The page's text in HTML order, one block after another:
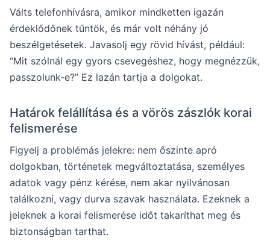
Válts telefonhívásra, amikor mindketten igazán
érdeklődőnek tűntök, és már volt néhány jó
beszélgetésetek. Javasolj egy rövid hívást, például:
“Mit szólnál egy gyors csevegéshez, hogy megnézzük,
passzolunk-e?” Ez lazán tartja a dolgokat.
Határok felállítása és a vörös zászlók korai
felismerése
Figyelj a problémás jelekre: nem őszinte apró
dolgokban, történetek megváltoztatása, személyes
adatok vagy pénz kérése, nem akar nyilvánosan
találkozni, vagy durva szavak használata. Ezeknek a
jeleknek a korai felismerése időt takaríthat meg és
biztonságban tarthat.